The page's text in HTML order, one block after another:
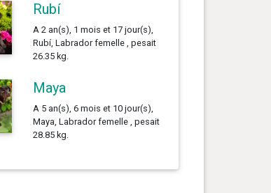
Rubí
A 2 an(s), 1 mois et 17 jour(s),
Rubí, Labrador femelle , pesait
26.35 kg.
Maya
A 5 an(s), 6 mois et 10 jour(s),
Maya, Labrador femelle , pesait
28.85 kg.